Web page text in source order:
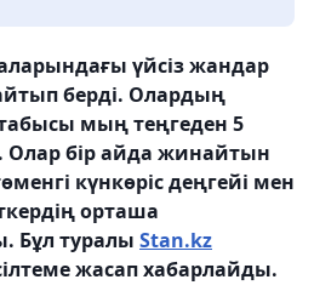
үйсіз жандар
берді. Олардың
табысы мың теңгеден 5
Олар бір айда жинайтын
күнкөріс деңгейі мен
орташа
Бұл туралы Stan.kz
жасап хабарлайды.